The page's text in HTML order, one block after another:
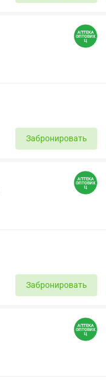
Забронировать
Забронировать